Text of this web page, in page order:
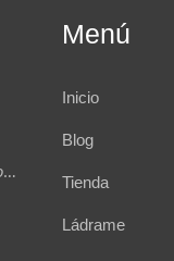
…
Menú
Inicio
Blog
Tienda
Ládrame